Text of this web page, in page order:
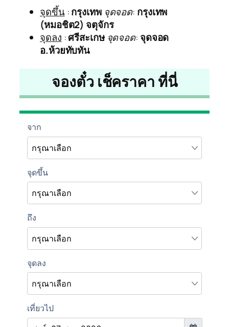
จุดขึ้น:กรุงเทพ จุดจอด: กรุงเทพ
(หมอชิต2) จตุจักร
จุดลง :ศรีสะเกษ จุดจอด: จุดจอด
อ.ห้วยทับทัน
จองตั๋ว เช็คราคา ที่นี่